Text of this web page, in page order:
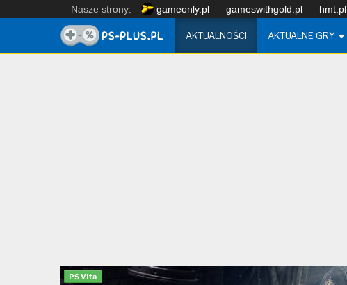
Nasze strony: gameonly.pl gameswithgold.pl hmt.pl
AKTUALNOŚCI AKTUALNE GRY
PS Vita